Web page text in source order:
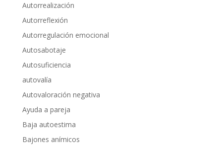
Autorrealización
Autorreflexión
Autorregulación emocional
Autosabotaje
Autosuficiencia
autovalía
Autovaloración negativa
Ayuda a pareja
Baja autoestima
Bajones anímicos